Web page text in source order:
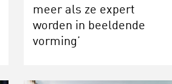
meer als ze expert
worden in beeldende
vorming’